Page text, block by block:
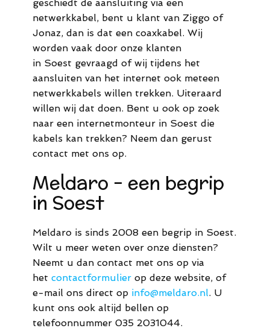
geschiedt de aansluiting via een
netwerkkabel, bent u klant van Ziggo of
Jonaz, dan is dat een coaxkabel. Wij
worden vaak door onze klanten
in Soest gevraagd of wij tijdens het
aansluiten van het internet ook meteen
netwerkkabels willen trekken. Uiteraard
willen wij dat doen. Bent u ook op zoek
naar een internetmonteur in Soest die
kabels kan trekken? Neem dan gerust
contact met ons op.
Meldaro - een begrip
in Soest
Meldaro is sinds 2008 een begrip in Soest.
Wilt u meer weten over onze diensten?
Neemt u dan contact met ons op via
het contactformulier op deze website, of
e-mail ons direct op info@meldaro.nl. U
kunt ons ook altijd bellen op
telefoonnummer 035 2031044.